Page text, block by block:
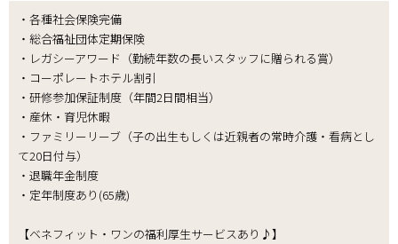
・各種社会保険完備
・総合福祉団体定期保険
・レガシーアワード（勤続年数の長いスタッフに贈られる賞）
・コーポレートホテル割引
・研修参加保証制度（年間2日間相当）
・産休・育児休暇
・ファミリーリーブ（子の出生もしくは近親者の常時介護・看病とし
て20日付与）
・退職年金制度
・定年制度あり(65歳)
【ベネフィット・ワンの福利厚生サービスあり♪】